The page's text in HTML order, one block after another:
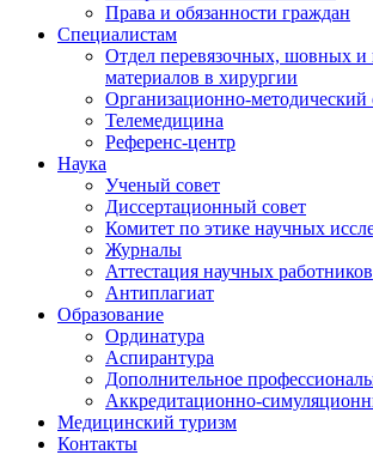
Права и обязанности граждан
Специалистам
Отдел перевязочных, шовных
материалов в хирургии
Организационно-методический
Телемедицина
Референс-центр
Наука
Ученый совет
Диссертационный совет
Комитет по этике научных
Журналы
Аттестация научных работников
Антиплагиат
Образование
Ординатура
Аспирантура
Дополнительное
Аккредитационно-
Медицинский туризм
Контакты